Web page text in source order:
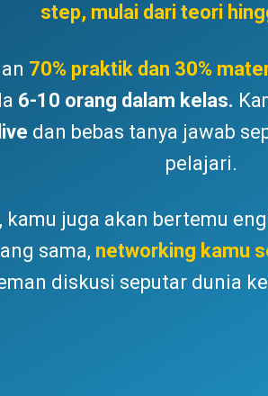
step, mulai dari teori
70% praktik dan 30%
6-10 orang dalam kelas.
dan bebas tanya jawab
pelajari.
kamu juga akan bertemu
sama, networking kamu
diskusi seputar dunia